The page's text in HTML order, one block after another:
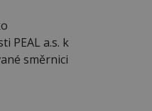
PEAL a.s. k
směrnici